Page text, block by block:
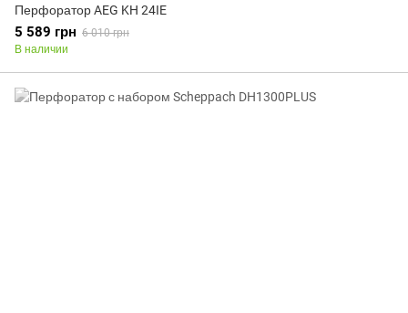
Перфоратор AEG KH 24IE
5 589 грн 6 010 грн
В наличии